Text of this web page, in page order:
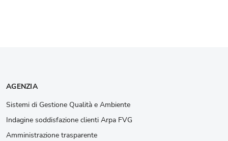
AGENZIA
Sistemi di Gestione Qualità e Ambiente
Indagine soddisfazione clienti Arpa FVG
Amministrazione trasparente